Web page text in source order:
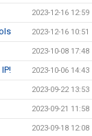
2023-12-16 12:59
2023-12-16 10:51
2023-10-08 17:48
2023-10-06 14:43
2023-09-22 13:53
2023-09-21 11:58
2023-09-18 12:08